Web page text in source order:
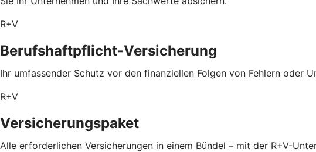
R+V
Berufshaftpflicht-Versicherung
Ihr umfassender Schutz vor den finanziellen Folgen von Fehlern oder
R+V
Versicherungspaket
Alle erforderlichen Versicherungen in einem Bündel – mit der R+V-